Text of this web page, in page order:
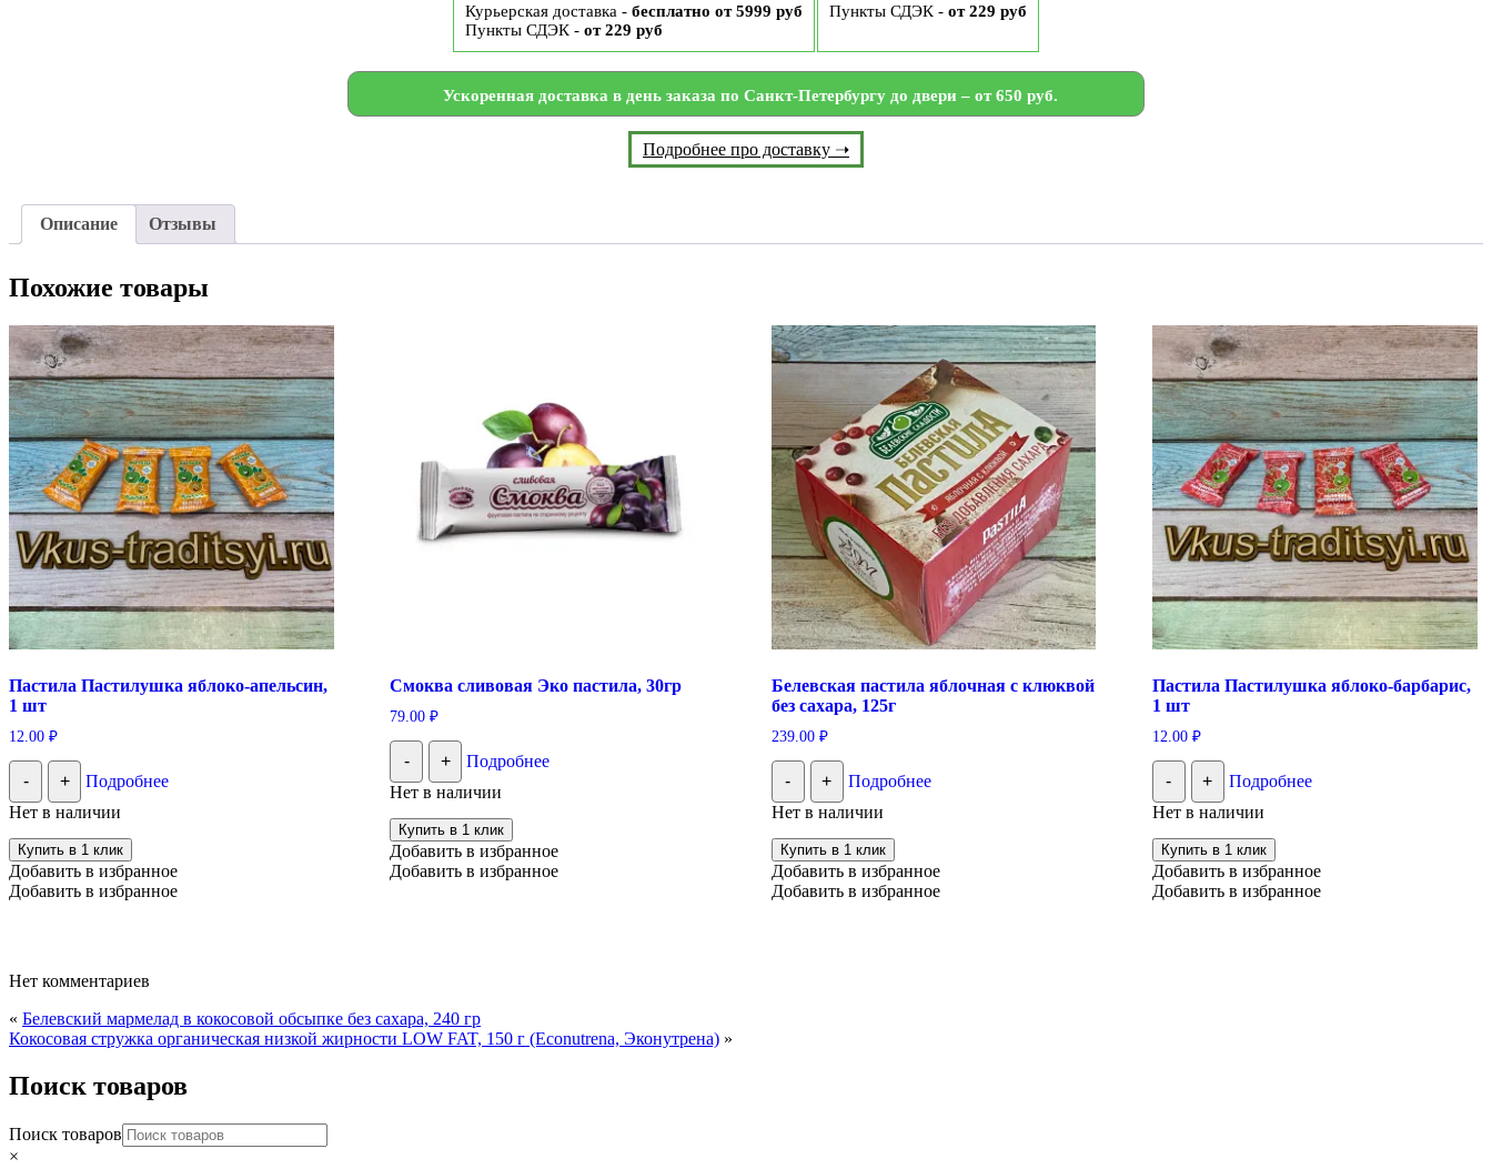
Курьерская доставка - бесплатно от 5999 руб
Пункты СДЭК - от 229 руб
Пункты СДЭК - от 229 руб
Ускоренная доставка в день заказа по Санкт-Петербургу до двери – от 650 руб.
Подробнее про доставку ➝
Описание Отзывы
Похожие товары
Пастила Пастилушка яблоко-апельсин,
1 шт
12.00 ₽
- +
Подробнее
Нет в наличии
Купить в 1 клик
Добавить в избранное
Добавить в избранное
Смоква сливовая Эко пастила, 30гр
79.00₽
- +
Подробнее
Нет в наличии
Купить в 1 клик
Добавить в избранное
Добавить в избранное
Белевская пастила яблочная с клюквой
без сахара, 125г
239.00 ₽
- +
Подробнее
Нет в наличии
Купить в 1 клик
Добавить в избранное
Добавить в избранное
Пастила Пастилушка яблоко-барбарис,
1 шт
12.00 ₽
- +
Подробнее
Нет в наличии
Купить в 1 клик
Добавить в избранное
Добавить в избранное
Нет комментариев
« Белевский мармелад в кокосовой обсыпке без сахара, 240 гр
Кокосовая стружка органическая низкой жирности LOW FAT, 150 г (Econutrena, Эконутрена) »
Поиск товаров
Поиск товаров
×